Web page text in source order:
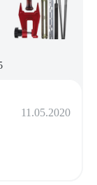
11.05.2020